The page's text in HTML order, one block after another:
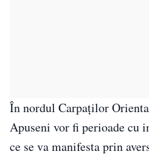
În nordul Carpaților
Apuseni vor fi perioade cu
ce se va manifesta prin